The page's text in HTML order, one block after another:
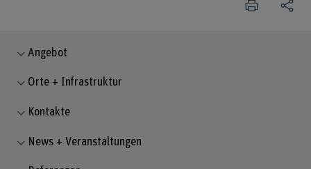
Angebot
Orte + Infrastruktur
Kontakte
News + Veranstaltungen